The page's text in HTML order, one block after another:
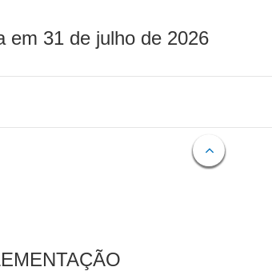
em 31 de julho de 2026